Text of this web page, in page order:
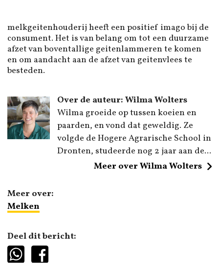
melkgeitenhouderij heeft een positief imago bij de
consument. Het is van belang om tot een duurzame
afzet van boventallige geitenlammeren te komen
en om aandacht aan de afzet van geitenvlees te
besteden.
Over de auteur: Wilma Wolters
Wilma groeide op tussen koeien en
paarden, en vond dat geweldig. Ze
volgde de Hogere Agrarische School in
Dronten, studeerde nog 2 jaar aan de...
Meer over Wilma Wolters
Meer over:
Melken
Deel dit bericht: